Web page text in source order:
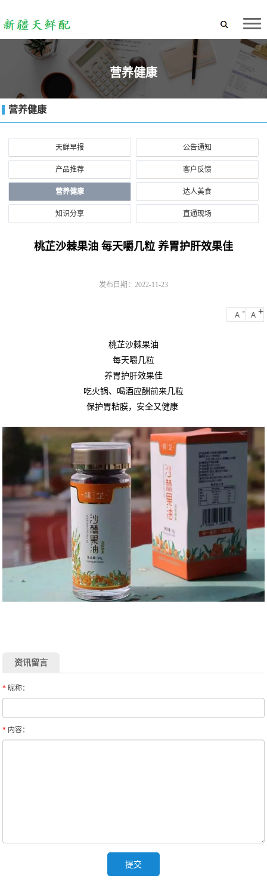
营养健康
营养健康
天鲜早报 公告通知
产品推荐 客户反馈
营养健康 达人美食
知识分享 直通现场
桃芷沙棘果油 每天嚼几粒 养胃护肝效果佳
发布日期：2022-11-23
A - A +
桃芷沙棘果油
每天嚼几粒
养胃护肝效果佳
吃火锅、喝酒应酬前来几粒
保护胃粘膜，安全又健康 ​​​
资讯留言
* 昵称：
* 内容：